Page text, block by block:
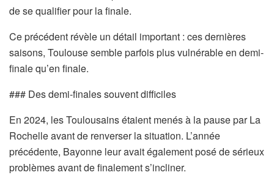
de se qualifier pour la finale.
Ce précédent révèle un détail important : ces dernières
saisons, Toulouse semble parfois plus vulnérable en demi-
finale qu’en finale.
### Des demi-finales souvent difficiles
En 2024, les Toulousains étaient menés à la pause par La
Rochelle avant de renverser la situation. L’année
précédente, Bayonne leur avait également posé de sérieux
problèmes avant de finalement s’incliner.